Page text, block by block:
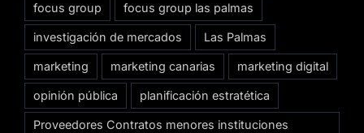
focus group focus group las palmas
investigación de mercados Las Palmas
marketing marketing canarias marketing digital
opinión pública planificación estratética
Proveedores Contratos menores instituciones